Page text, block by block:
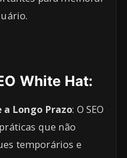
White Hat:
Longo Prazo: O SEO
que não
temporários e